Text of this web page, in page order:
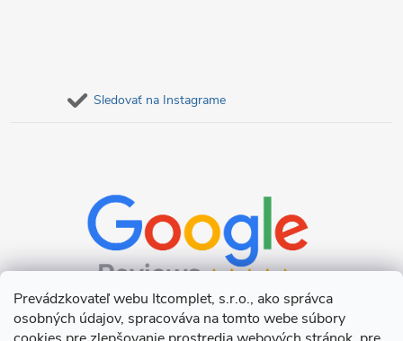
Prevádzkovateľ webu Itcomplet, s.r.o., ako správca
osobných údajov, spracováva na tomto webe súbory
Sledovať na Instagrame